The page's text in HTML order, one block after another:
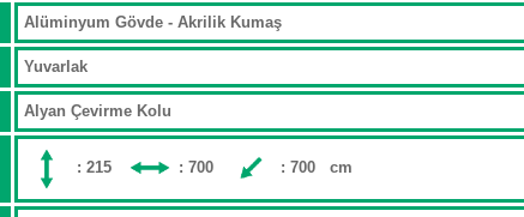
Alüminyum Gövde - Akrilik Kumaş
Yuvarlak
Alyan Çevirme Kolu
: 215 : 700 : 700 cm